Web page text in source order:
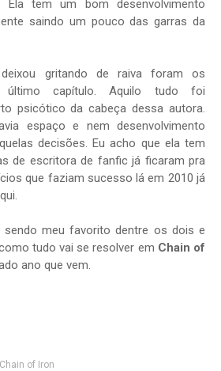
Ela tem um bom desenvolvimento
saindo um pouco das garras da
gritando de raiva foram os
último capítulo. Aquilo tudo foi
psicótico da cabeça dessa autora.
espaço e nem desenvolvimento
decisões. Eu acho que ela tem
de escritora de fanfic já ficaram pra
que faziam sucesso lá em 2010 já
sendo meu favorito dentre os dois e
tudo vai se resolver em Chain of
ano que vem.
Chain of Iron